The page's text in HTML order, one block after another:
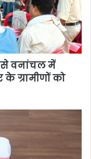
से वनांचल में
ग्रामीणों को